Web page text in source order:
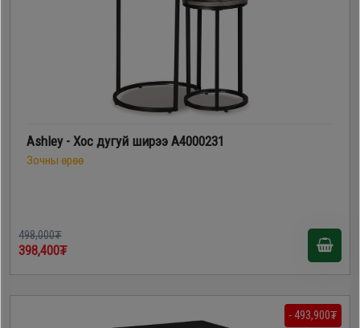
Ashley - Хос дугуй ширээ A4000231
Зочны өрөө
498,000₮
398,400₮
- 493,900₮